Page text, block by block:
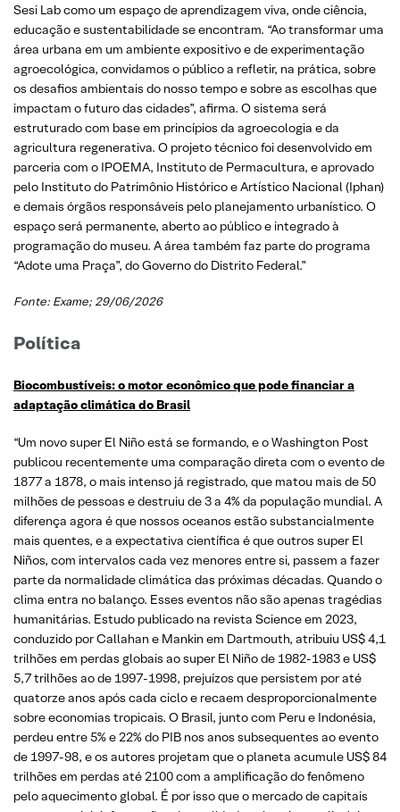
Sesi Lab como um espaço de aprendizagem viva, onde ciência,
educação e sustentabilidade se encontram. “Ao transformar uma
área urbana em um ambiente expositivo e de experimentação
agroecológica, convidamos o público a refletir, na prática, sobre
os desafios ambientais do nosso tempo e sobre as escolhas que
impactam o futuro das cidades”, afirma. O sistema será
estruturado com base em princípios da agroecologia e da
agricultura regenerativa. O projeto técnico foi desenvolvido em
parceria com o IPOEMA, Instituto de Permacultura, e aprovado
pelo Instituto do Patrimônio Histórico e Artístico Nacional (Iphan)
e demais órgãos responsáveis pelo planejamento urbanístico. O
espaço será permanente, aberto ao público e integrado à
programação do museu. A área também faz parte do programa
“Adote uma Praça”, do Governo do Distrito Federal.”
Fonte: Exame; 29/06/2026
Política
Biocombustíveis: o motor econômico que pode financiar a
adaptação climática do Brasil
“Um novo super El Niño está se formando, e o Washington Post
publicou recentemente uma comparação direta com o evento de
1877 a 1878, o mais intenso já registrado, que matou mais de 50
milhões de pessoas e destruiu de 3 a 4% da população mundial. A
diferença agora é que nossos oceanos estão substancialmente
mais quentes, e a expectativa científica é que outros super El
Niños, com intervalos cada vez menores entre si, passem a fazer
parte da normalidade climática das próximas décadas. Quando o
clima entra no balanço. Esses eventos não são apenas tragédias
humanitárias. Estudo publicado na revista Science em 2023,
conduzido por Callahan e Mankin em Dartmouth, atribuiu US$ 4,1
trilhões em perdas globais ao super El Niño de 1982-1983 e US$
5,7 trilhões ao de 1997-1998, prejuízos que persistem por até
quatorze anos após cada ciclo e recaem desproporcionalmente
sobre economias tropicais. O Brasil, junto com Peru e Indonésia,
perdeu entre 5% e 22% do PIB nos anos subsequentes ao evento
de 1997-98, e os autores projetam que o planeta acumule US$ 84
trilhões em perdas até 2100 com a amplificação do fenômeno
pelo aquecimento global. É por isso que o mercado de capitais